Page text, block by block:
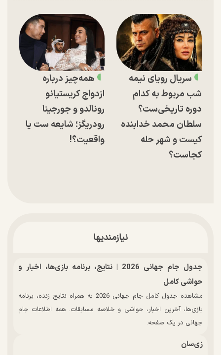
سریال رویای نیمه
شب مربوط به کدام
دوره تاریخی‌ست؟
سلطان محمد خدابنده
کیست و شهر حله
کجاست؟
همه‌چیز درباره
ازدواج کریستیانو
رونالدو و جورجینا
رودریگز؛ شایعه ست یا
واقعیت؟!
نیازمندیها
جدول جام جهانی 2026 | نتایج، برنامه بازی‌ها، اخبار و
حواشی کامل
مشاهده جدول کامل جام جهانی 2026 به همراه نتایج زنده، برنامه
بازی‌ها، آخرین اخبار، حواشی و خلاصه مسابقات. همه اطلاعات جام
جهانی در یک صفحه.
زی‌سان